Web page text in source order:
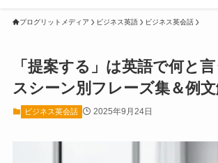
プログリットメディア ビジネス英語 ビジネス英会話
「提案する」は英語で何と
スシーン別フレーズ集＆例
ビジネス英会話 2025年9月24日